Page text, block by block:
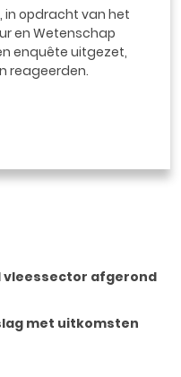
in opdracht van het
en Wetenschap
enquête uitgezet,
reageerden.
afgerond
met uitkomsten